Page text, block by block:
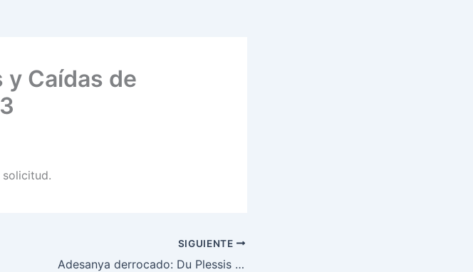
Caídas de
SIGUIENTE
Adesanya derrocado: Du Plessis avanza hacia el trono UFC